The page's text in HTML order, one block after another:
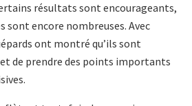
résultats sont encourageants,
sont encore nombreuses. Avec
ont montré qu’ils sont
et de prendre des points importants